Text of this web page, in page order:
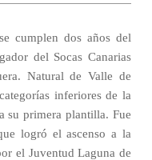
cumplen dos años del
del Socas Canarias
Natural de Valle de
inferiores de la
su primera plantilla. Fue
logró el ascenso a la
el Juventud Laguna de